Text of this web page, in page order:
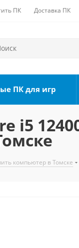
ПК Доставка ПК
ПК для игр
компьютер в Томске